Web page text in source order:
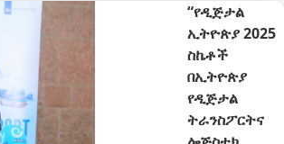
“የዲጅታል
ኢትዮጵያ 2025
ስኬቶች
በኢትዮጵያ
የዲጅታል
ትራንስፖርትና